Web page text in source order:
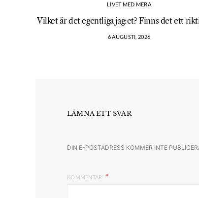
LIVET MED MERA
Vilket är det egentliga jag:et? Finns det ett
6 AUGUSTI, 2026
LÄMNA ETT SVAR
DIN E-POSTADRESS KOMMER INTE
KOMMENTAR